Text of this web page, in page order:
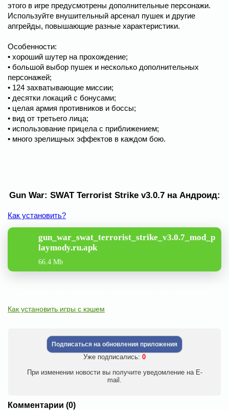
этого в игре предусмотрены дополнительные персонажи.
Используйте внушительный арсенал пушек и другие
апгрейды, повышающие разные характеристики.
Особенности:
• хороший шутер на прохождение;
• большой выбор пушек и несколько дополнительных
персонажей;
• 124 захватывающие миссии;
• десятки локаций с бонусами;
• целая армия противников и боссы;
• вид от третьего лица;
• использование прицела с приближением;
• много зрелищных эффектов в каждом бою.
Gun War: SWAT Terrorist Strike v3.0.7 на Андроид:
Как установить?
gun_war_swat_terrorist_strike_v3.0.7_mod_p
laymody.ru.apk
66.4 Mb
Как установить игры с кэшем
Подписаться на обновления приложения
Уже подписались: 0
При изменении новости вы получите уведомление на E-
mail.
Комментарии (0)